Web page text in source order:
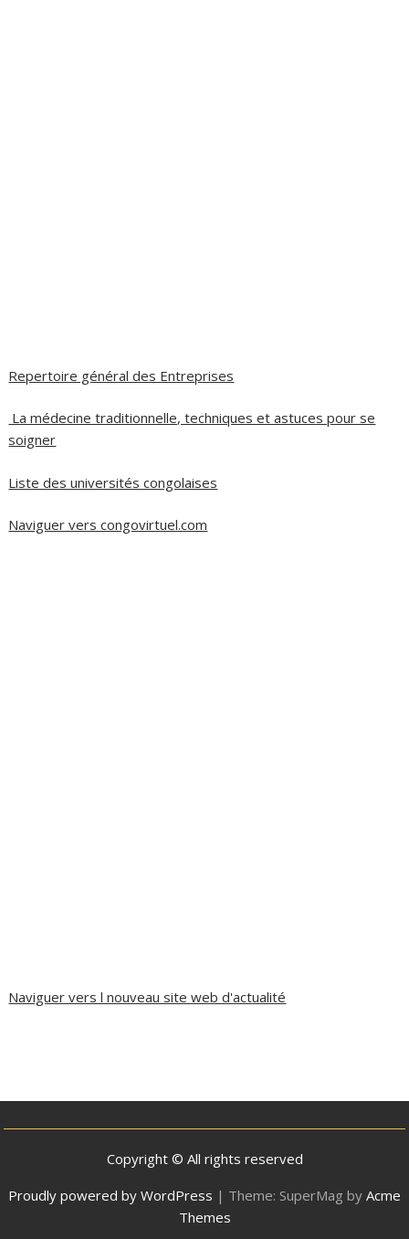
Repertoire général des Entreprises
La médecine traditionnelle, techniques et astuces pour se
soigner
Liste des universités congolaises
Naviguer vers congovirtuel.com
Naviguer vers l nouveau site web d'actualité
Copyright © All rights reserved
Proudly powered by WordPress | Theme: SuperMag by Acme
Themes